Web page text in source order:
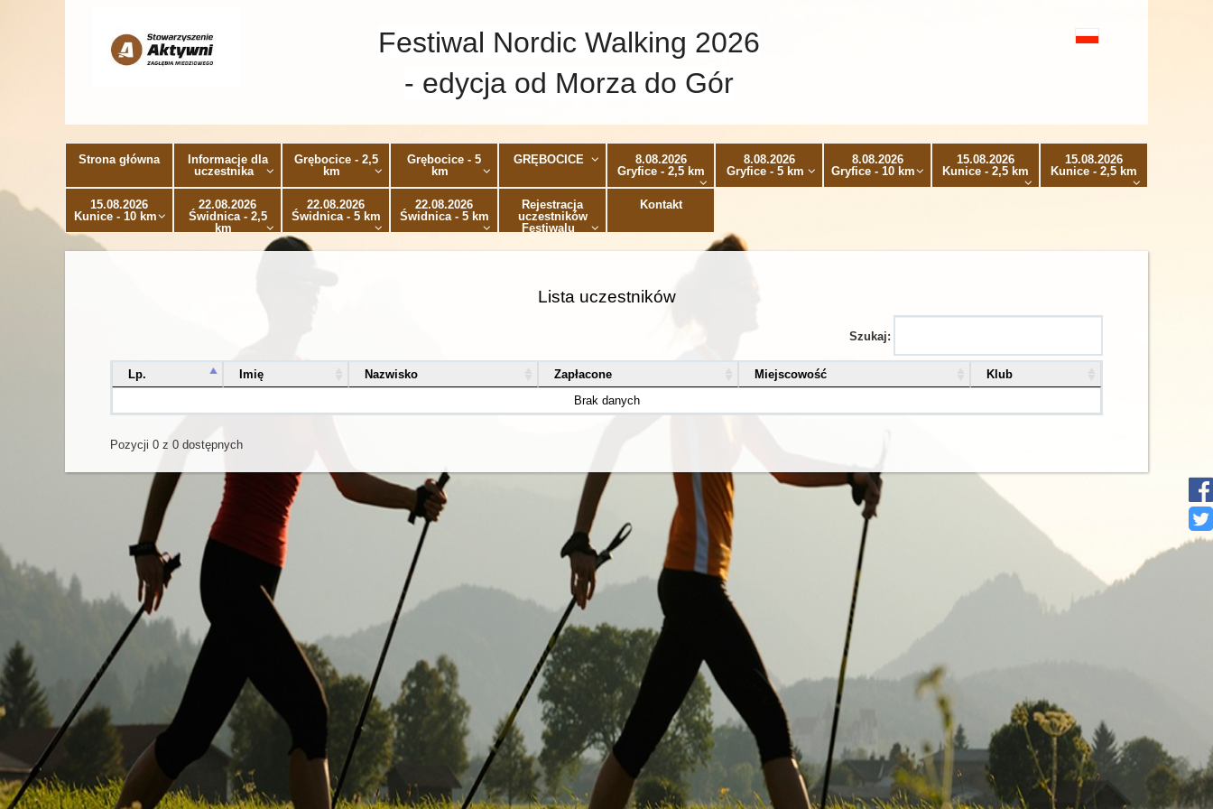
Festiwal Nordic Walking 2026
- edycja od Morza do Gór
Strona główna
Informacje dla
uczestnika
Grębocice - 2,5
km
Grębocice - 5
km
GRĘBOCICE
8.08.2026
Gryfice - 2,5 km
8.08.2026
Gryfice - 5 km
8.08.2026
Gryfice - 10 km
15.08.2026
Kunice - 2,5 km
15.08.2026
Kunice - 2,5 km
15.08.2026
Kunice - 10 km
22.08.2026
Świdnica - 2,5
km
22.08.2026
Świdnica - 5 km
22.08.2026
Świdnica - 5 km
Rejestracja
uczestników
Festiwalu
Kontakt
Lista uczestników
Szukaj:
Lp. Imię Nazwisko Zapłacone Miejscowość
Klub
Brak danych
Pozycji 0 z 0 dostępnych